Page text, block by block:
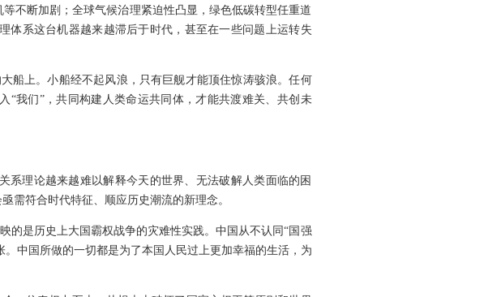
不断加剧；全球气候治理紧迫性凸显，绿色低碳转型任重道
体系这台机器越来越滞后于时代，甚至在一些问题上运转失
船上。小船经不起风浪，只有巨舰才能顶住惊涛骇浪。任何
“我们”，共同构建人类命运共同体，才能共渡难关、共创未
理论越来越难以解释今天的世界、无法破解人类面临的困
需符合时代特征、顺应历史潮流的新理念。
的是历史上大国霸权战争的灾难性实践。中国从不认同“国强
中国所做的一切都是为了本国人民过上更加幸福的生活，为